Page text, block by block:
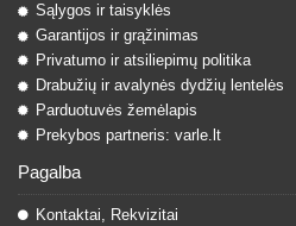
Sąlygos ir taisyklės
Garantijos ir grąžinimas
Privatumo ir atsiliepimų politika
Drabužių ir avalynės dydžių lentelės
Parduotuvės žemėlapis
Prekybos partneris: varle.lt
Pagalba
Kontaktai, Rekvizitai